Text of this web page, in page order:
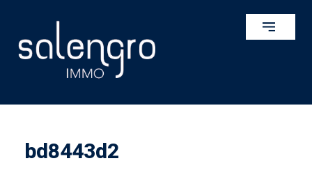
bd8443d2